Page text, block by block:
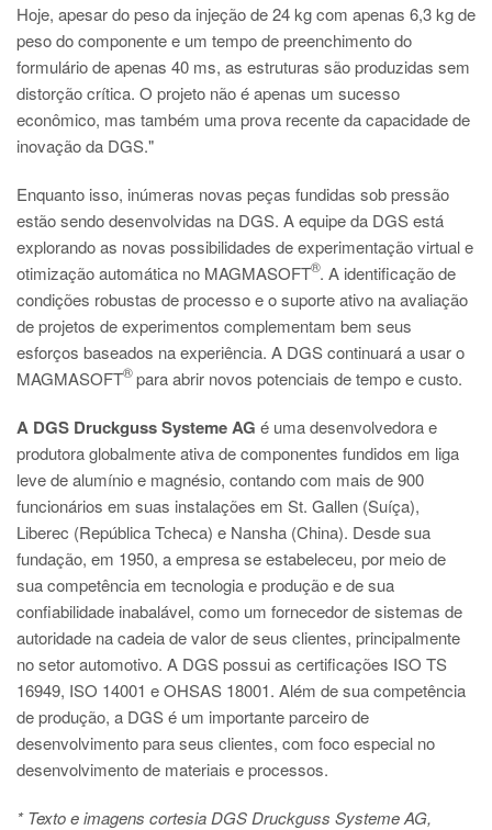
Hoje, apesar do peso da injeção de 24 kg com apenas 6,3 kg de
peso do componente e um tempo de preenchimento do
formulário de apenas 40 ms, as estruturas são produzidas sem
distorção crítica. O projeto não é apenas um sucesso
econômico, mas também uma prova recente da capacidade de
inovação da DGS."
Enquanto isso, inúmeras novas peças fundidas sob pressão
estão sendo desenvolvidas na DGS. A equipe da DGS está
explorando as novas possibilidades de experimentação virtual e
otimização automática no MAGMASOFT
®. A identificação de
condições robustas de processo e o suporte ativo na avaliação
de projetos de experimentos complementam bem seus
esforços baseados na experiência. A DGS continuará a usar o
MAGMASOFT
®para abrir novos potenciais de tempo e custo.
A DGS Druckguss Systeme AG é uma desenvolvedora e
produtora globalmente ativa de componentes fundidos em liga
leve de alumínio e magnésio, contando com mais de 900
funcionários em suas instalações em St. Gallen (Suíça),
Liberec (República Tcheca) e Nansha (China). Desde sua
fundação, em 1950, a empresa se estabeleceu, por meio de
sua competência em tecnologia e produção e de sua
confiabilidade inabalável, como um fornecedor de sistemas de
autoridade na cadeia de valor de seus clientes, principalmente
no setor automotivo. A DGS possui as certificações ISO TS
16949, ISO 14001 e OHSAS 18001. Além de sua competência
de produção, a DGS é um importante parceiro de
desenvolvimento para seus clientes, com foco especial no
desenvolvimento de materiais e processos.
* Texto e imagens cortesia DGS Druckguss Systeme AG,